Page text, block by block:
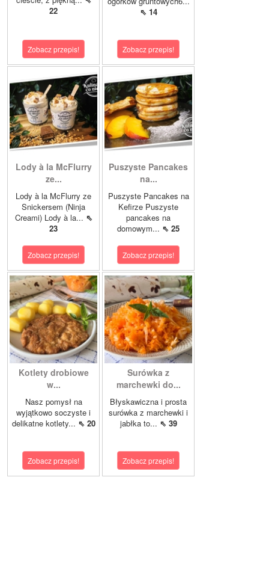
22
Zobacz przepis!
⇖ 14
Zobacz przepis!
Lody à la McFlurry
ze...
Lody à la McFlurry ze
Snickersem (Ninja
Creami) Lody à la... ⇖
23
Zobacz przepis!
Puszyste Pancakes
na...
Puszyste Pancakes na
Kefirze Puszyste
pancakes na
domowym... ⇖ 25
Zobacz przepis!
Kotlety drobiowe
w...
Nasz pomysł na
wyjątkowo soczyste i
delikatne kotlety... ⇖ 20
Zobacz przepis!
Surówka z
marchewki do...
Błyskawiczna i prosta
surówka z marchewki i
jabłka to... ⇖ 39
Zobacz przepis!